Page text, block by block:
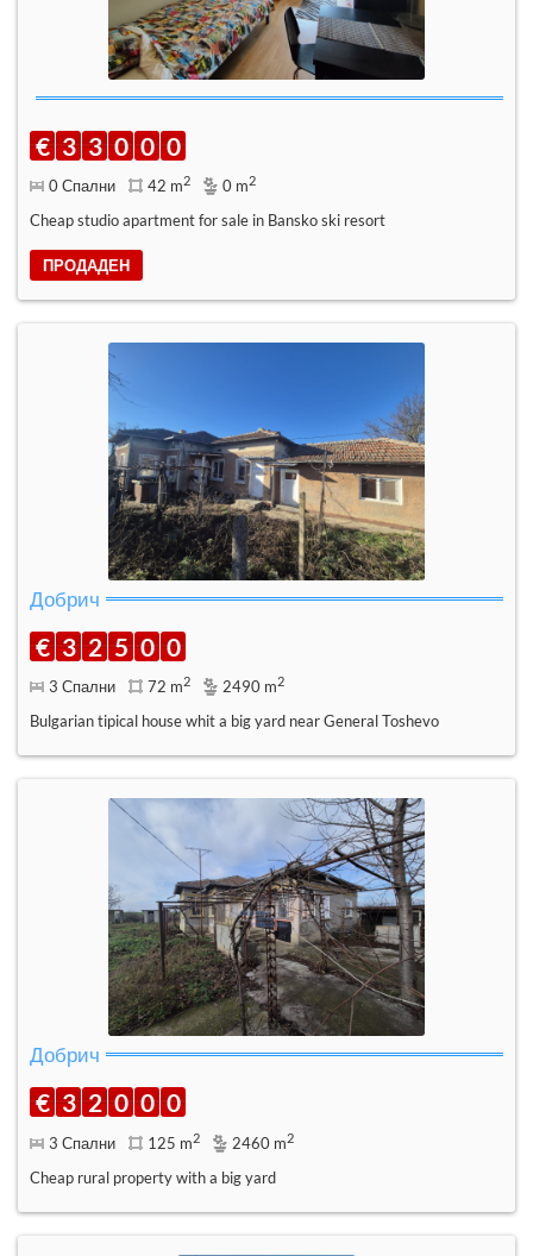
€ 3 3 0 0 0
0 Спални 42 m2 0 m2
Cheap studio apartment for sale in Bansko ski resort
ПРОДАДЕН
Добрич
€ 3 2 5 0 0
3 Спални 72 m2 2490 m2
Bulgarian tipical house whit a big yard near General Toshevo
Добрич
€ 3 2 0 0 0
3 Спални 125 m2 2460 m2
Cheap rural property with a big yard